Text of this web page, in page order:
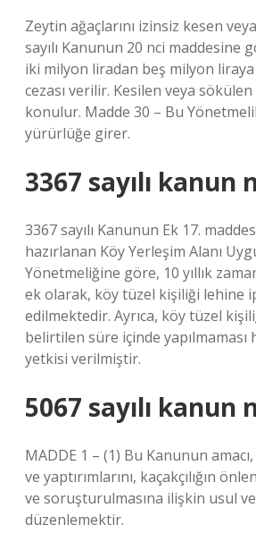
Zeytin ağaçlarını izinsiz kesen
sayılı Kanunun 20 nci maddesine
iki milyon liradan beş milyon
cezası verilir. Kesilen veya
konulur. Madde 30 – Bu
yürürlüğe girer.
3367 sayılı kanun
3367 sayılı Kanunun Ek 17.
hazırlanan Köy Yerleşim Alanı
Yönetmeliğine göre, 10 yıllık
ek olarak, köy tüzel kişiliği lehine
edilmektedir. Ayrıca, köy tüzel
belirtilen süre içinde yapılmaması
yetkisi verilmiştir.
5067 sayılı kanun
MADDE 1 – (1) Bu Kanunun
ve yaptırımlarını, kaçakçılığın
ve soruşturulmasına ilişkin usul ve
düzenlemektir.